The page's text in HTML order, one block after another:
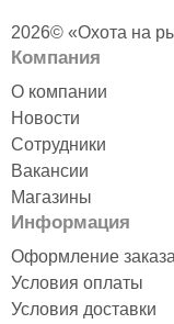
2026© «Охота на
Компания
О компании
Новости
Сотрудники
Вакансии
Магазины
Информация
Оформление заказа
Условия оплаты
Условия доставки